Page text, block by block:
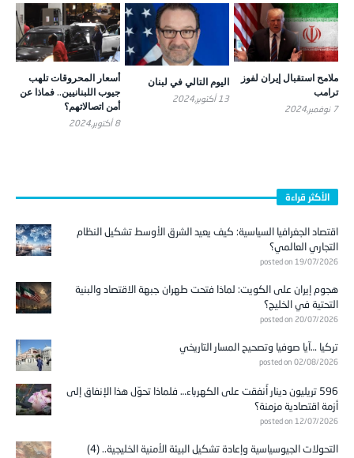
ملامح استقبال إيران لفوز
ترامب
7 نوفمبر,2024
اليوم التالي في لبنان
13 أكتوبر,2024
أسعار المحروقات تلهب
جيوب اللبنانيين.. فماذا عن
أمن اتصالاتهم؟
8 أكتوبر,2024
الأكثر قراءة
اقتصاد الجغرافيا السياسية: كيف يعيد الشرق الأوسط تشكيل النظام
التجاري العالمي؟
posted on 19/07/2026
هجوم إيران على الكويت: لماذا فتحت طهران جبهة الاقتصاد والبنية
التحتية في الخليج؟
posted on 20/07/2026
تركيا …آيا صوفيا وتصحيح المسار التاريخي
posted on 02/08/2026
596 تريليون دينار أُنفقت على الكهرباء… فلماذا تحوّل هذا الإنفاق إلى
أزمة اقتصادية مزمنة؟
posted on 12/07/2026
التحولات الجيوسياسية وإعادة تشكيل البيئة الأمنية الخليجية.. (4)